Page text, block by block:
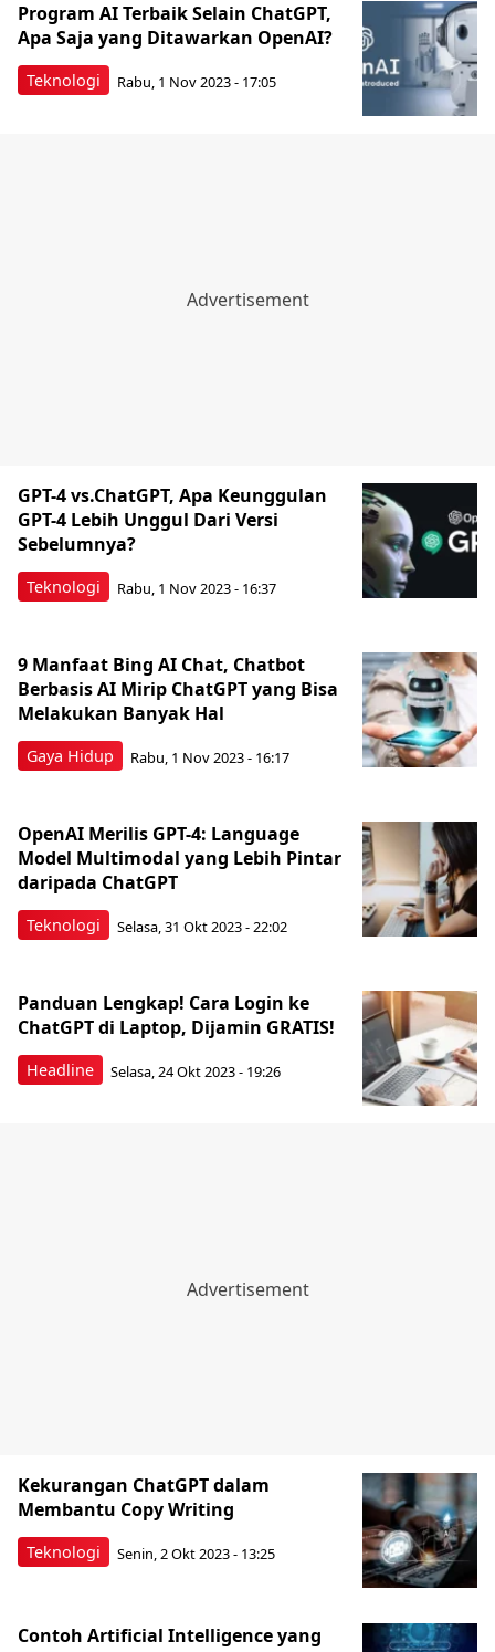
Teknologi
Program AI Terbaik Selain ChatGPT,
Apa Saja yang Ditawarkan OpenAI?
Rabu, 1 Nov 2023 - 17:05
Teknologi
GPT-4 vs.ChatGPT, Apa Keunggulan
GPT-4 Lebih Unggul Dari Versi
Sebelumnya?
Rabu, 1 Nov 2023 - 16:37
Gaya Hidup
9 Manfaat Bing AI Chat, Chatbot
Berbasis AI Mirip ChatGPT yang Bisa
Melakukan Banyak Hal
Rabu, 1 Nov 2023 - 16:17
Teknologi
OpenAI Merilis GPT-4: Language
Model Multimodal yang Lebih Pintar
daripada ChatGPT
Selasa, 31 Okt 2023 - 22:02
Headline
Panduan Lengkap! Cara Login ke
ChatGPT di Laptop, Dijamin GRATIS!
Selasa, 24 Okt 2023 - 19:26
Teknologi
Kekurangan ChatGPT dalam
Membantu Copy Writing
Senin, 2 Okt 2023 - 13:25
Contoh Artificial Intelligence yang